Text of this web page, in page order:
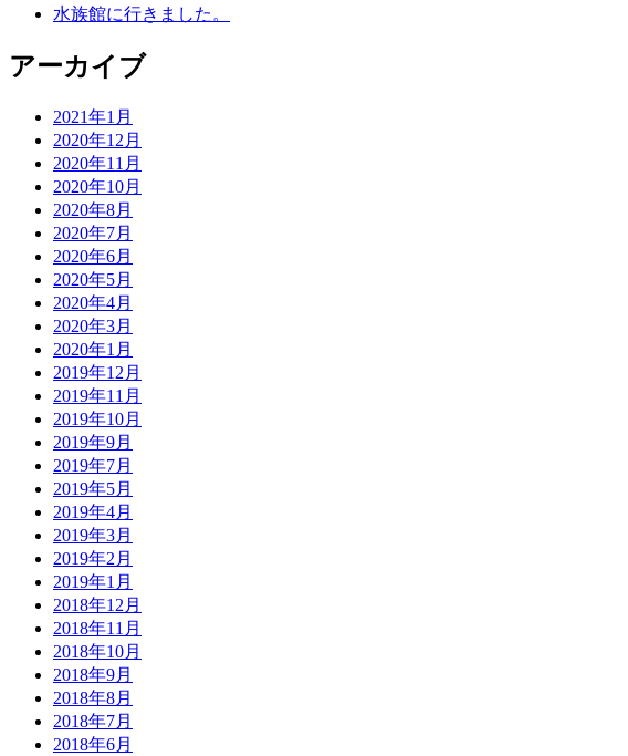
水族館に行きました。
アーカイブ
2021年1月
2020年12月
2020年11月
2020年10月
2020年8月
2020年7月
2020年6月
2020年5月
2020年4月
2020年3月
2020年1月
2019年12月
2019年11月
2019年10月
2019年9月
2019年7月
2019年5月
2019年4月
2019年3月
2019年2月
2019年1月
2018年12月
2018年11月
2018年10月
2018年9月
2018年8月
2018年7月
2018年6月